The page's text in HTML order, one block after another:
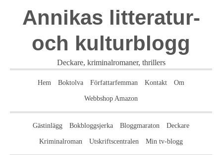
Annikas litteratur-
och kulturblogg
Deckare, kriminalromaner, thrillers
Hem Boktolva Författarfemman Kontakt Om
Webbshop Amazon
Gästinlägg Bokbloggsjerka Bloggmaraton Deckare
Kriminalroman Utskriftscentralen Min tv-blogg